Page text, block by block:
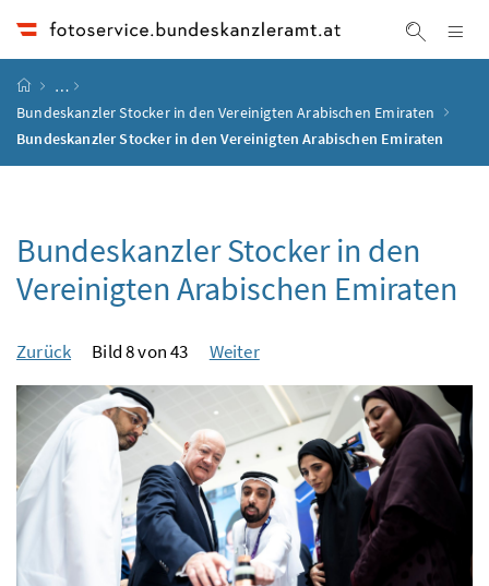
Suche
Startseite
…
Bundeskanzler Stocker in den Vereinigten Arabischen Emiraten
Bundeskanzler Stocker in den Vereinigten Arabischen Emiraten
Bundeskanzler Stocker in den
Vereinigten Arabischen Emiraten
Zurück Bild 8 von 43 Weiter